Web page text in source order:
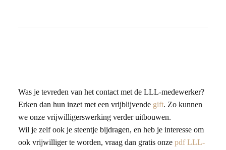
Was je tevreden van het contact met de LLL-medewerker?
Erken dan hun inzet met een vrijblijvende gift. Zo kunnen
we onze vrijwilligerswerking verder uitbouwen.
Wil je zelf ook je steentje bijdragen, en heb je interesse om
ook vrijwilliger te worden, vraag dan gratis onze pdf LLL-